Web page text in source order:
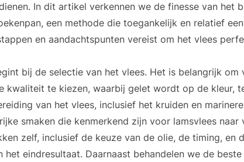
In dit artikel verkennen we de finesse van het
een methode die toegankelijk en relatief
en aandachtspunten vereist om het vlees
bij de selectie van het vlees. Het is belangrijk om
kwaliteit te kiezen, waarbij gelet wordt op de kleur,
van het vlees, inclusief het kruiden en
smaken die kenmerkend zijn voor lamsvlees naar
zelf, inclusief de keuze van de olie, de timing, en
het eindresultaat. Daarnaast behandelen we de beste